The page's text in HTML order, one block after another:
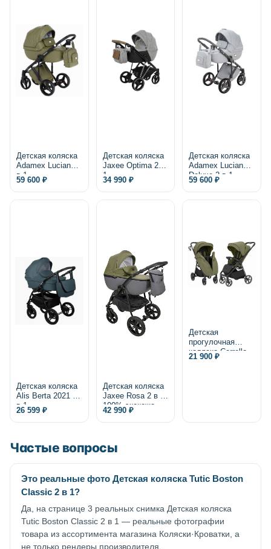
Детская коляска
Adamex Luciano 2
в 1
59 600 ₽
Детская коляска
Jaxee Optima 2 в
1
34 990 ₽
Детская коляска
Adamex Luciano
Deluxe 2 в 1,
экокожа
59 600 ₽
Детская коляска
Alis Berta 2021 2
в 1
26 599 ₽
Детская коляска
Jaxee Rosa 2 в 1,
100% экокожа
42 990 ₽
Детская
прогулочная
коляска Carrello
Bravo Lite CRL-
21 900 ₽
Частые вопросы
Это реальные фото Детская коляска Tutic Boston
Classic 2 в 1?
Да, на странице 3 реальных снимка Детская коляска
Tutic Boston Classic 2 в 1 — реальные фотографии
товара из ассортимента магазина Коляски·Кроватки, а
не только рендеры производителя.